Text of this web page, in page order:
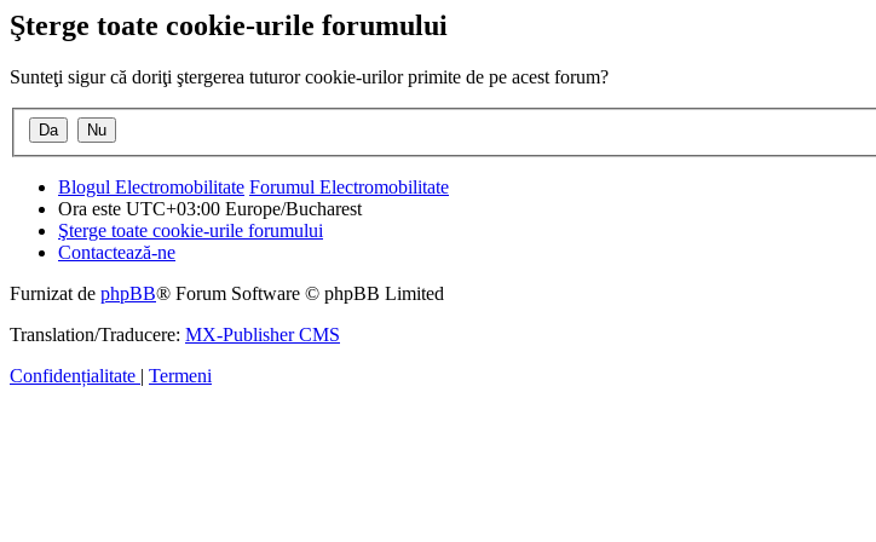
Şterge toate cookie-urile forumului
Sunteţi sigur că doriţi ştergerea tuturor cookie-urilor primite de pe acest forum?
Blogul Electromobilitate Forumul Electromobilitate
Ora este UTC+03:00 Europe/Bucharest
Şterge toate cookie-urile forumului
Contactează-ne
Furnizat de phpBB® Forum Software © phpBB Limited
Translation/Traducere: MX-Publisher CMS
Confidențialitate | Termeni